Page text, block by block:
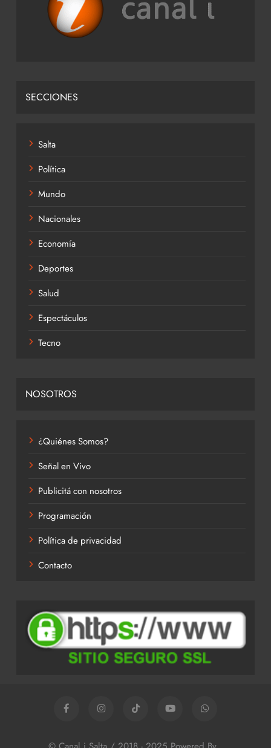
SECCIONES
Salta
Política
Mundo
Nacionales
Economía
Deportes
Salud
Espectáculos
Tecno
NOSOTROS
¿Quiénes Somos?
Señal en Vivo
Publicitá con nosotros
Programación
Política de privacidad
Contacto